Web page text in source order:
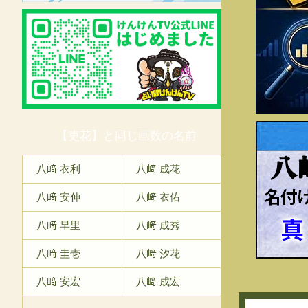
【吏花】と同じ画数の名前
八﨑 衣利 八﨑 成花
八﨑 安伸 八﨑 衣佑
八﨑 早里 八﨑 成秀
八﨑 圭壱 八﨑 汐花
八﨑 安宏 八﨑 成宏
八